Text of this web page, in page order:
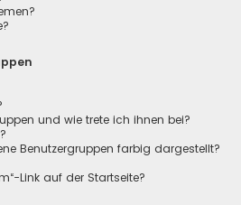
und wie trete ich ihnen bei?
Benutzergruppen farbig dargestellt?
Link auf der Startseite?